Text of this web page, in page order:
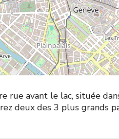
rue avant le lac, située
deux des 3 plus grands